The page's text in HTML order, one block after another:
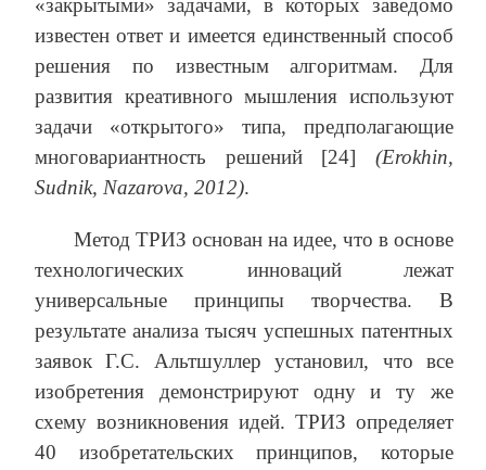
«закрытыми» задачами, в которых заведомо
известен ответ и имеется единственный способ
решения по известным алгоритмам. Для
развития креативного мышления используют
задачи «открытого» типа, предполагающие
многовариантность решений [24] (Erokhin,
Sudnik, Nazarova, 2012).
Метод ТРИЗ основан на идее, что в основе
технологических инноваций лежат
универсальные принципы творчества. В
результате анализа тысяч успешных патентных
заявок Г.С. Альтшуллер установил, что все
изобретения демонстрируют одну и ту же
схему возникновения идей. ТРИЗ определяет
40 изобретательских принципов, которые